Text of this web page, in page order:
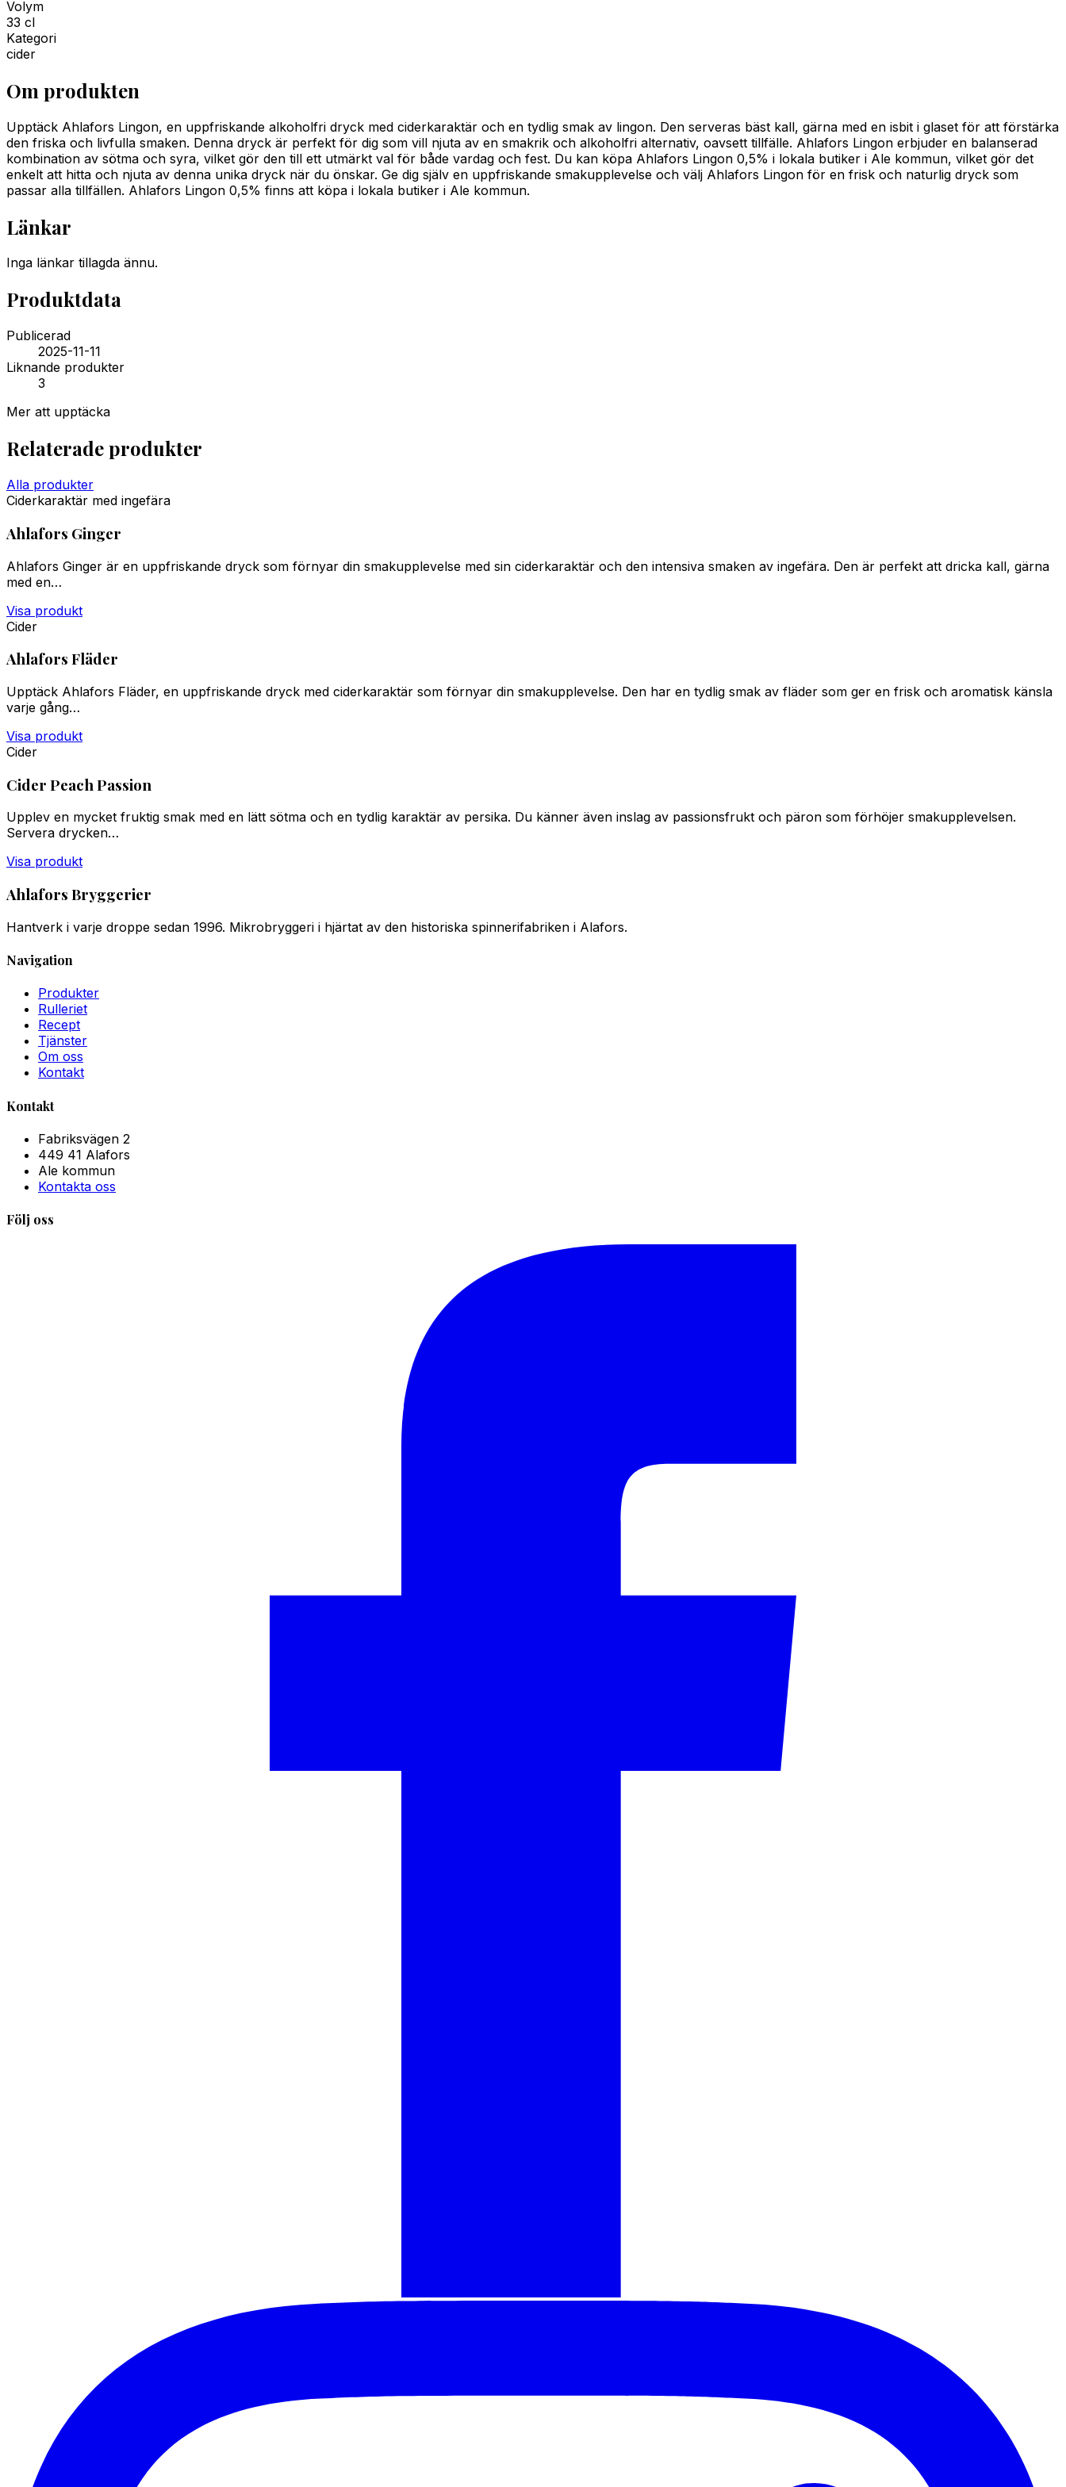
Volym
33 cl
Kategori
cider
Om produkten
Upptäck Ahlafors Lingon, en uppfriskande alkoholfri dryck med ciderkaraktär och en tydlig smak av lingon. Den serveras bäst kall, gärna med en isbit i glaset för att förstärka
den friska och livfulla smaken. Denna dryck är perfekt för dig som vill njuta av en smakrik och alkoholfri alternativ, oavsett tillfälle. Ahlafors Lingon erbjuder en balanserad
kombination av sötma och syra, vilket gör den till ett utmärkt val för både vardag och fest. Du kan köpa Ahlafors Lingon 0,5% i lokala butiker i Ale kommun, vilket gör det
enkelt att hitta och njuta av denna unika dryck när du önskar. Ge dig själv en uppfriskande smakupplevelse och välj Ahlafors Lingon för en frisk och naturlig dryck som
passar alla tillfällen. Ahlafors Lingon 0,5% finns att köpa i lokala butiker i Ale kommun.
Länkar
Inga länkar tillagda ännu.
Produktdata
Publicerad
2025-11-11
Liknande produkter
3
Mer att upptäcka
Relaterade produkter
Alla produkter
Ciderkaraktär med ingefära
Ahlafors Ginger
Ahlafors Ginger är en uppfriskande dryck som förnyar din smakupplevelse med sin ciderkaraktär och den intensiva smaken av ingefära. Den är perfekt att dricka kall, gärna
med en…
Visa produkt
Cider
Ahlafors Fläder
Upptäck Ahlafors Fläder, en uppfriskande dryck med ciderkaraktär som förnyar din smakupplevelse. Den har en tydlig smak av fläder som ger en frisk och aromatisk känsla
varje gång…
Visa produkt
Cider
Cider Peach Passion
Upplev en mycket fruktig smak med en lätt sötma och en tydlig karaktär av persika. Du känner även inslag av passionsfrukt och päron som förhöjer smakupplevelsen.
Servera drycken…
Visa produkt
Ahlafors Bryggerier
Hantverk i varje droppe sedan 1996. Mikrobryggeri i hjärtat av den historiska spinnerifabriken i Alafors.
Navigation
Produkter
Rulleriet
Recept
Tjänster
Om oss
Kontakt
Kontakt
Fabriksvägen 2
449 41 Alafors
Ale kommun
Kontakta oss
Följ oss